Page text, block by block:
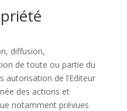
diffusion,
de toute ou partie du
autorisation de l’Editeur
des actions et
notamment prévues